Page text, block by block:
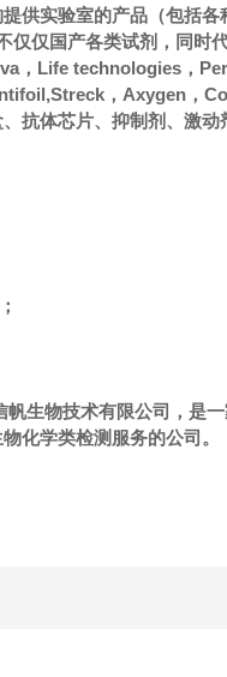
供实验室的产品（包括
仅国产各类试剂，同时
Life technologies，
，Axygen，
抗体芯片、抑制剂、激
生物技术有限公司，是
化学类检测服务的公司。